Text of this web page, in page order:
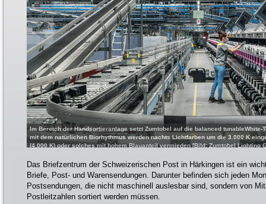
Im Bereich der Handsortieranlage setzt Zumtobel auf die balanced tunableWhite-
mit dem natürlichen Biorhythmus werden nachts Lichtfarben um die 3.000 K
(4.000 K) oder solches mit hohem Blauanteil vermieden [Bild: Zumtobel Lighting
Das Briefzentrum der Schweizerischen Post in Härkingen ist ein
Briefe, Post- und Warensendungen. Darunter befinden sich jeden
Postsendungen, die nicht maschinell auslesbar sind, sondern von
Postleitzahlen sortiert werden müssen.